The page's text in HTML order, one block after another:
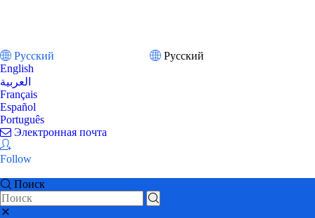
Pусский
Pусский
English
العربية
Français
Español
Português
Электронная почта
Follow
Поиск